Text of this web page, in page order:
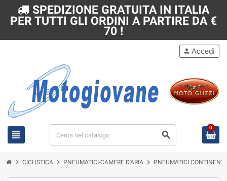
SPEDIZIONE GRATUITA IN ITALIA
PER TUTTI GLI ORDINI A PARTIRE DA €
70 !
view_headline search
person Accedi
0
chevron_right CICLISTICA chevron_right PNEUMATICI-CAMERE D'ARIA chevron_right PNEUMATICI